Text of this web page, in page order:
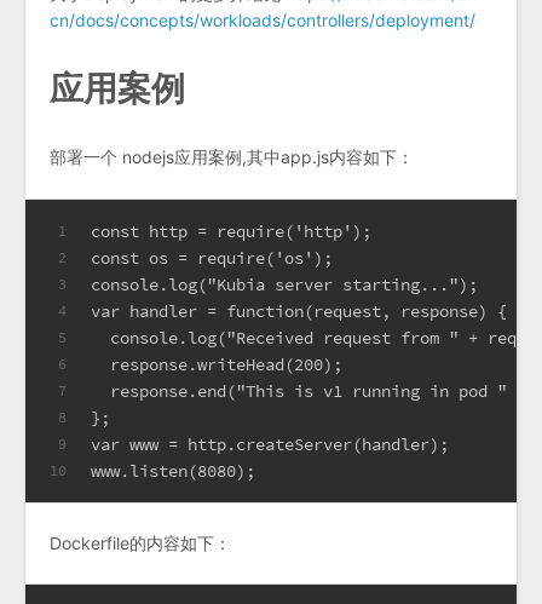
cn/docs/concepts/workloads/controllers/deployment/
应用案例
部署一个 nodejs应用案例,其中app.js内容如下：
1
2
3
4
5
6
7
8
9
10
const http = require('http');
const os = require('os');
console.log("Kubia server starting...");
var handler = function(request, response) {
console.log("Received request from " +
  response.writeHead(200);
response.end("This is v1 running in pod " +
};
var www = http.createServer(handler);
www.listen(8080);
Dockerfile的内容如下：